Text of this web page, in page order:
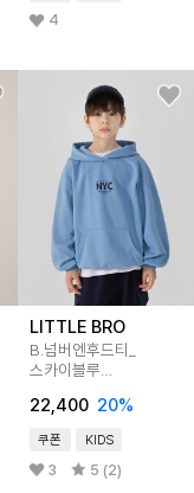
4
LITTLE BRO
B.넘버엔후드티_
스카이블루
22,400 20%
쿠폰 KIDS
3 5 (2)